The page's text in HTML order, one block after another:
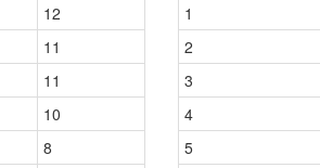
12
11
11
10
8
1
2
3
4
5